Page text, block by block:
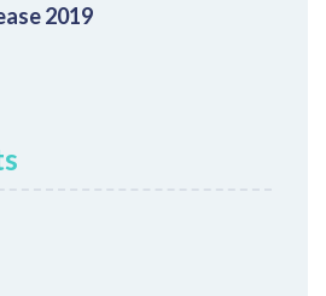
2019